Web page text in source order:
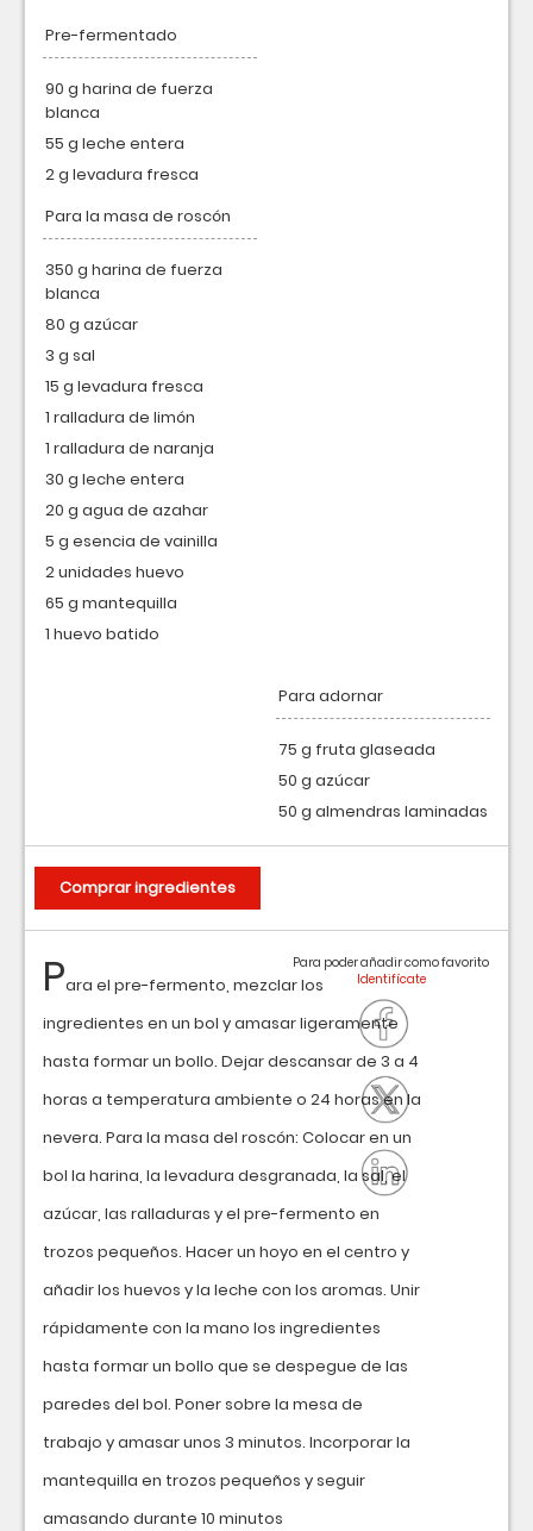
Para el pre-fermento, mezclar los
ingredientes en un bol y amasar ligeramente
hasta formar un bollo. Dejar descansar de 3 a 4
horas a temperatura ambiente o 24 horas en la
nevera. Para la masa del roscón: Colocar en un
bol la harina, la levadura desgranada, la sal, el
azúcar, las ralladuras y el pre-fermento en
trozos pequeños. Hacer un hoyo en el centro y
añadir los huevos y la leche con los aromas. Unir
rápidamente con la mano los ingredientes
hasta formar un bollo que se despegue de las
paredes del bol. Poner sobre la mesa de
trabajo y amasar unos 3 minutos. Incorporar la
mantequilla en trozos pequeños y seguir
amasando durante 10 minutos
Para poder añadir como favorito
Pre-fermentado
90 g harina de fuerza
blanca
55 g leche entera
2 g levadura fresca
Para la masa de roscón
350 g harina de fuerza
blanca
80 g azúcar
3 g sal
15 g levadura fresca
1 ralladura de limón
1 ralladura de naranja
30 g leche entera
20 g agua de azahar
5 g esencia de vainilla
2 unidades huevo
65 g mantequilla
1 huevo batido
Para adornar
75 g fruta glaseada
50 g azúcar
50 g almendras laminadas
Comprar ingredientes